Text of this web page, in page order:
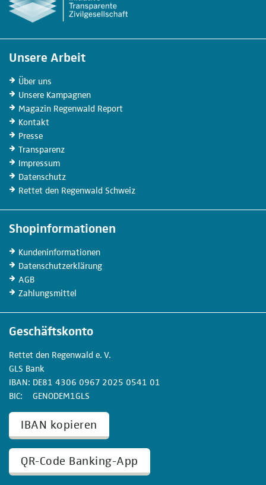
Unsere Arbeit
Über uns
Unsere Kampagnen
Magazin Regenwald Report
Kontakt
Presse
Transparenz
Impressum
Datenschutz
Rettet den Regenwald Schweiz
Shopinformationen
Kunden­informationen
Datenschutz­erklärung
AGB
Zahlungs­mittel
Geschäftskonto
Rettet den Regenwald e. V.
GLS Bank
IBAN
DE81 4306 0967 2025 0541 01
BIC
GENODEM1GLS
IBAN kopieren
QR-Code Banking-App